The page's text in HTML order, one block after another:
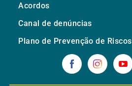
Acordos
Canal de denúncias
Plano de Prevenção de Riscos